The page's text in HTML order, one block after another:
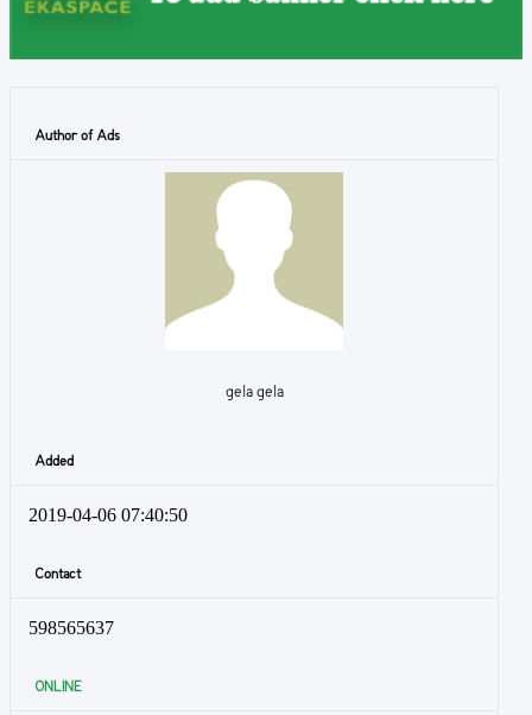
Author of Ads
gela gela
Added
2019-04-06 07:40:50
Contact
598565637
ONLINE